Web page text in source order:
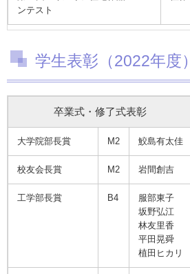
ンテスト
学生表彰（2022年度）
卒業式・修了式表彰
大学院部長賞 M2 鮫島有太佳
校友会長賞 M2 岩間創吉
工学部長賞 B4
服部東子
坂野弘江
林友里香
平田晃舜
植田ヒカリ